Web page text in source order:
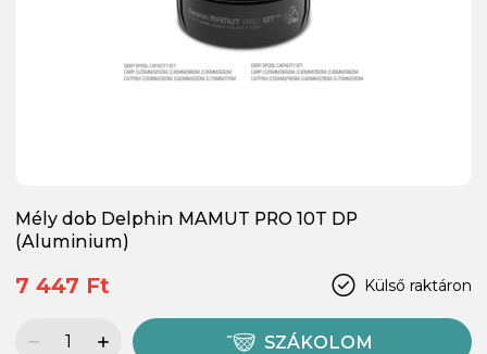
Mély dob Delphin MAMUT PRO 10T DP
(Aluminium)
Külső raktáron
7 447 Ft
SZÁKOLOM